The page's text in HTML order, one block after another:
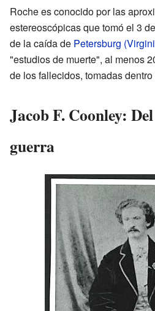
Roche es conocido por las
estereoscópicas que tomó el 3
de la caída de Petersburg
"estudios de muerte", al menos
de los fallecidos, tomadas
Jacob F. Coonley:
guerra